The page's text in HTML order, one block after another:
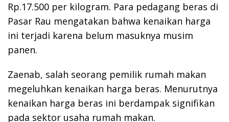
Rp.17.500 per kilogram. Para pedagang beras di
Pasar Rau mengatakan bahwa kenaikan harga
ini terjadi karena belum masuknya musim
panen.
Zaenab, salah seorang pemilik rumah makan
megeluhkan kenaikan harga beras. Menurutnya
kenaikan harga beras ini berdampak signifikan
pada sektor usaha rumah makan.